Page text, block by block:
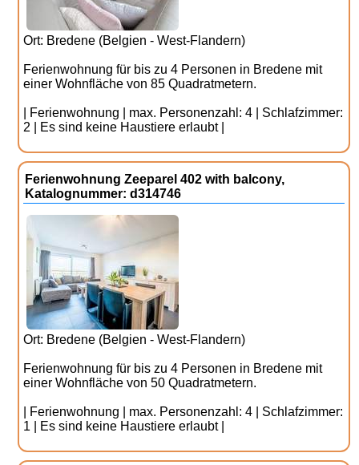
Ort: Bredene (Belgien - West-Flandern)
Ferienwohnung für bis zu 4 Personen in Bredene mit
einer Wohnfläche von 85 Quadratmetern.
| Ferienwohnung | max. Personenzahl: 4 | Schlafzimmer:
2 | Es sind keine Haustiere erlaubt |
Ferienwohnung Zeeparel 402 with balcony,
Katalognummer: d314746
Ort: Bredene (Belgien - West-Flandern)
Ferienwohnung für bis zu 4 Personen in Bredene mit
einer Wohnfläche von 50 Quadratmetern.
| Ferienwohnung | max. Personenzahl: 4 | Schlafzimmer:
1 | Es sind keine Haustiere erlaubt |